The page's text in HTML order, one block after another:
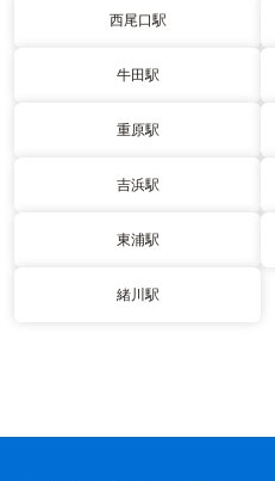
西尾口駅
牛田駅
重原駅
吉浜駅
東浦駅
緒川駅